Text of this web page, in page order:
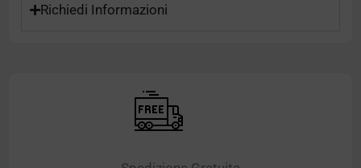
Richiedi Informazioni